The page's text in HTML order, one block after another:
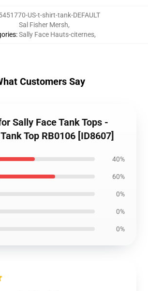
US-t-shirt-tank-DEFAULT
:
Sal Fisher Mersh,
Sally Face Hauts-citernes,
Customers Say
Sally Face Tank Tops -
Top RB0106 [ID8607]
40%
60%
0%
0%
0%